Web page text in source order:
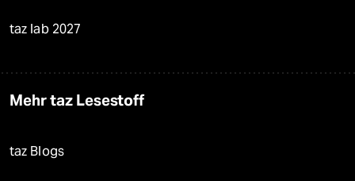
taz lab 2027
Mehr taz Lesestoff
taz Blogs